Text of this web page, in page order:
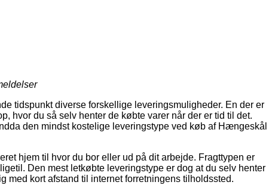
tidspunkt diverse forskellige leveringsmuligheder. En der er
hvor du så selv henter de købte varer når der er tid til det.
den mindst kostelige leveringstype ved køb af Hængeskål
hjem til hvor du bor eller ud på dit arbejde. Fragttypen er
Den mest letkøbte leveringstype er dog at du selv henter
med kort afstand til internet forretningens tilholdssted.